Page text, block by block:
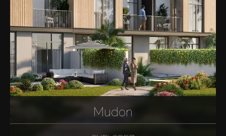
Mudon